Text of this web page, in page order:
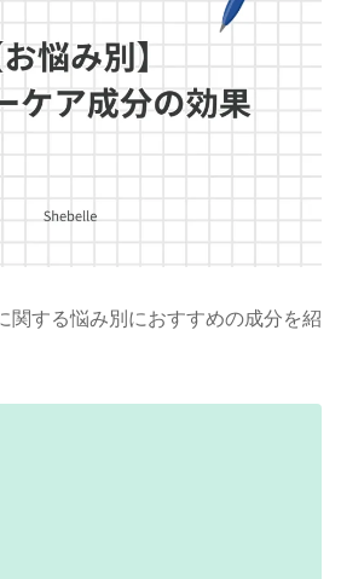
関する悩み別におすすめの成分を紹